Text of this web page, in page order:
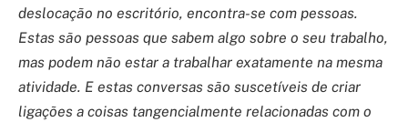
deslocação no escritório, encontra-se com pessoas.
Estas são pessoas que sabem algo sobre o seu trabalho,
mas podem não estar a trabalhar exatamente na mesma
atividade. E estas conversas são suscetíveis de criar
ligações a coisas tangencialmente relacionadas com o